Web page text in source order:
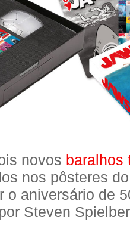
novos baralhos
nos pôsteres
o aniversário de
Steven